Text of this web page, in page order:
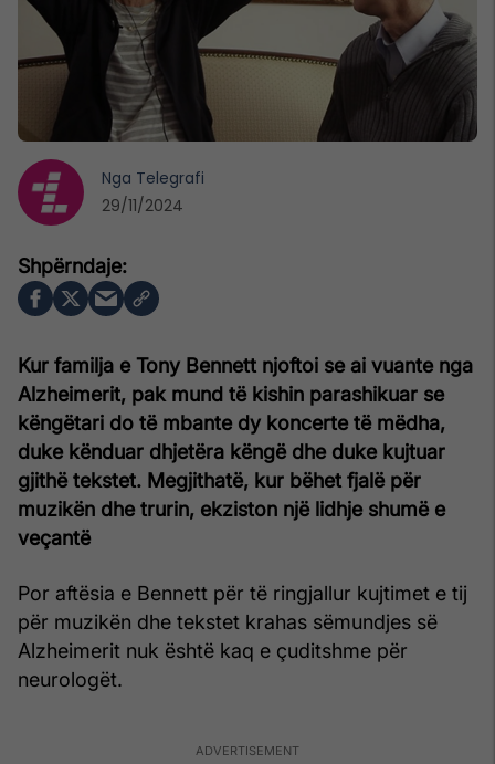
Kur familja e Tony Bennett njoftoi se ai vuante nga
Alzheimerit, pak mund të kishin parashikuar se
këngëtari do të mbante dy koncerte të mëdha,
duke kënduar dhjetëra këngë dhe duke kujtuar
gjithë tekstet. Megjithatë, kur bëhet fjalë për
muzikën dhe trurin, ekziston një lidhje shumë e
veçantë
Por aftësia e Bennett për të ringjallur kujtimet e tij
për muzikën dhe tekstet krahas sëmundjes së
Alzheimerit nuk është kaq e çuditshme për
neurologët.
Nga Telegrafi
29/11/2024